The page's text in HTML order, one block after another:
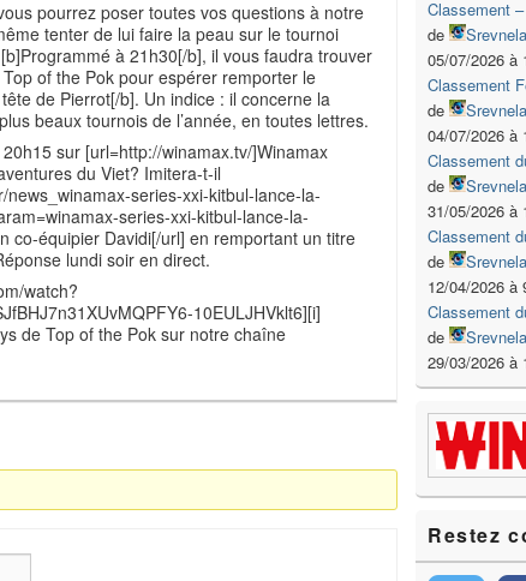
pourrez poser toutes vos questions à notre
tenter de lui faire la peau sur le tournoi
à 21h30[/b], il vous faudra trouver
of the Pok pour espérer remporter le
de Pierrot[/b]. Un indice : il concerne la
beaux tournois de l’année, en toutes lettres.
sur [url=http://winamax.tv/]Winamax
du Viet? Imitera-t-il
news_winamax-series-xxi-kitbul-lance-la-
series-xxi-kitbul-lance-la-
co-équipier Davidi[/url] en remportant un titre
lundi soir en direct.
watch?
10EULJHVklt6][i]
de Top of the Pok sur notre chaîne
Classement
de
Srevnela
05/07/2026 à
Classement
de
Srevnela
04/07/2026 à
Classement
de
Srevnela
31/05/2026 à
Classement
de
Srevnela
12/04/2026 à
Classement
de
Srevnela
29/03/2026 à
Restez